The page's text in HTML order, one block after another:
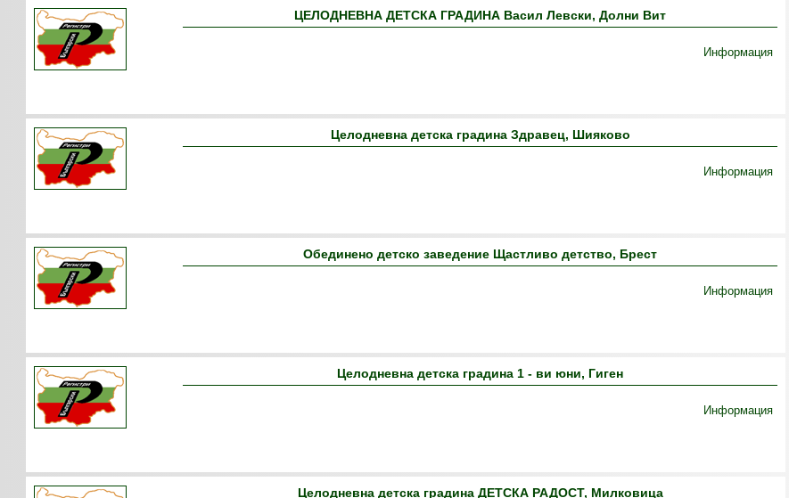
ЦЕЛОДНЕВНА ДЕТСКА ГРАДИНА Васил Левски, Долни Вит
Информация
Целодневна детска градина Здравец, Шияково
Информация
Обединено детско заведение Щастливо детство, Брест
Информация
Целодневна детска градина 1 - ви юни, Гиген
Информация
Целодневна детска градина ДЕТСКА РАДОСТ, Милковица